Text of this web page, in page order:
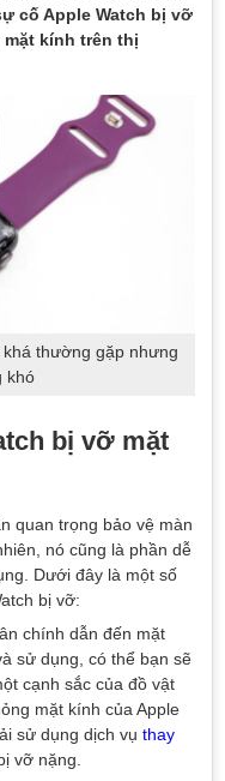
cố Apple Watch bị vỡ
kính trên thị
thường gặp nhưng
khó
bị vỡ mặt
quan trọng bảo vệ màn
nó cũng là phần dễ
Dưới đây là một số
bị vỡ:
chính dẫn đến mặt
sử dụng, có thể bạn sẽ
cạnh sắc của đồ vật
mặt kính của Apple
sử dụng dịch vụ thay
vỡ nặng.